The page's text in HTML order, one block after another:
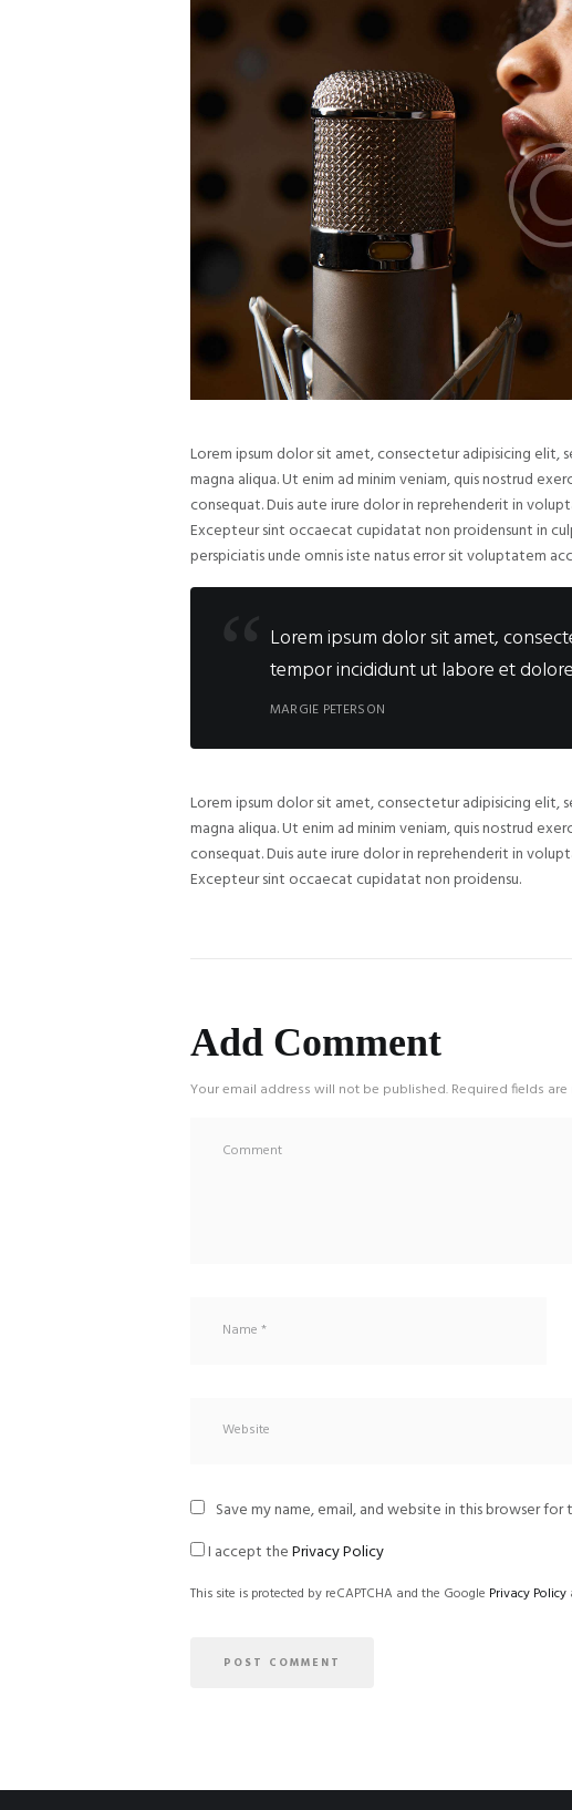
Lorem ipsum dolor sit amet, consectetur adipisicing
magna aliqua. Ut enim ad minim veniam, quis nostrud
consequat. Duis aute irure dolor in reprehenderit in
Excepteur sint occaecat cupidatat non proidensunt in
perspiciatis unde omnis iste natus error sit voluptatem
Lorem ipsum dolor sit amet,
tempor incididunt ut labore et
MARGIE PETERSON
Lorem ipsum dolor sit amet, consectetur adipisicing
magna aliqua. Ut enim ad minim veniam, quis nostrud
consequat. Duis aute irure dolor in reprehenderit in
Excepteur sint occaecat cupidatat non proidensu.
Add Comment
Your email address will not be published. Required fields
Save my name, email, and website in this browser
I accept thePrivacy Policy
This site is protected by reCAPTCHA and the Google Privacy Policy